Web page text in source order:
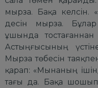
мырза. Бақа келсін.
десін мырза. Бұлар
ұшында
Астыңғысының
Мырза төбесін
қарап: «Мынаның
тағы да. Бақа шошып